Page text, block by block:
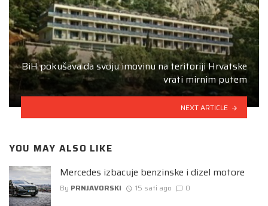
BiH pokušava da svoju imovinu na teritoriji Hrvatske
vrati mirnim putem
NEXT ARTICLE
YOU MAY ALSO LIKE
Mercedes izbacuje benzinske i dizel motore
By PRNJAVORSKI 15 sati ago 0